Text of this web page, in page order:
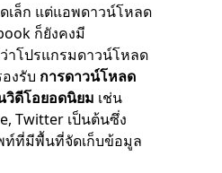
เล็ก แต่แอพดาวน์โหลด
ก็ยังคงมี
าโปรแกรมดาวน์โหลด
งรับ การดาวน์โหลด
วิดีโอยอดนิยม เช่น
Twitter เป็นต้นซึ่ง
ท์ที่มีพื้นที่จัดเก็บข้อมูล